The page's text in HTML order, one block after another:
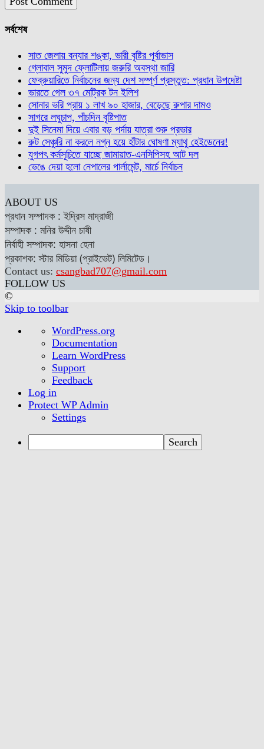
সর্বশেষ
সাত জেলায় বন্যার শঙ্কা, ভারী বৃষ্টির পূর্বাভাস
গ্লোবাল সুমুদ ফ্লোটিলায় জরুরি অবস্থা জারি
ফেব্রুয়ারিতে নির্বাচনের জন্য দেশ সম্পূর্ণ প্রস্তুত: প্রধান উপদেষ্টা
ভারতে গেল ৩৭ মেট্রিক টন ইলিশ
সোনার ভরি প্রায় ১ লাখ ৯০ হাজার, বেড়েছে রুপার দামও
সাগরে লঘুচাপ, পাঁচদিন বৃষ্টিপাত
দুই সিনেমা দিয়ে এবার বড় পর্দায় যাত্রা শুরু প্রভার
রুট সেঞ্চুরি না করলে নগ্ন হয়ে হাঁটার ঘোষণা ম্যাথু হেইডেনের!
যুগপৎ কর্মসূচিতে যাচ্ছে জামায়াত-এনসিপিসহ আট দল
ভেঙে দেয়া হলো নেপালের পার্লামেন্ট, মার্চে নির্বাচন
ABOUT US
প্রধান সম্পাদক : ইদ্রিস মাদ্রাজী
সম্পাদক : মনির উদ্দীন চাষী
নির্বাহী সম্পাদক: হাসনা হেনা
প্রকাশক: স্টার মিডিয়া (প্রাইভেট) লিমিটেড।
Contact us: csangbad707@gmail.com
FOLLOW US
©
Skip to toolbar
About
WordPress
WordPress.org
Documentation
Learn WordPress
Support
Feedback
Log in
Protect WP Admin
Settings
Search